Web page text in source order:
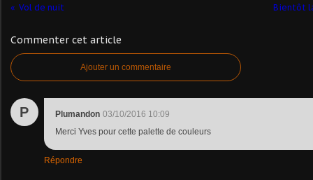
Vol de nuit Bientôt
Commenter cet article
Ajouter un commentaire
P Plumandon 03/10/2016 10:09
Merci Yves pour cette palette de couleurs
Répondre